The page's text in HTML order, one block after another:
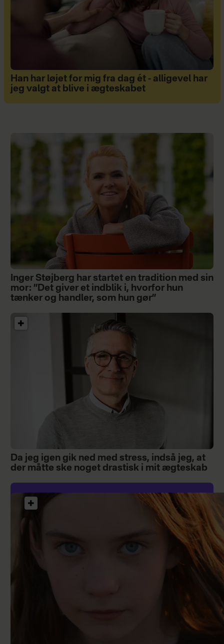
Han har løjet for mig fra dag ét - alligevel har
jeg valgt at blive i ægteskabet
Inger Støjberg har startet en tradition med sin
mor: ”Det giver et indblik i, hvorfor hun
tænker og handler, som hun gør”
Da jeg igen gik ned med stress, indså jeg, at
der måtte ske noget drastisk i mit ægteskab